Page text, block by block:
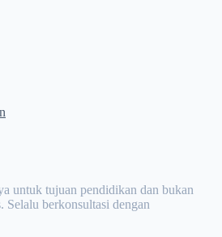
untuk tujuan pendidikan dan bukan
Selalu berkonsultasi dengan